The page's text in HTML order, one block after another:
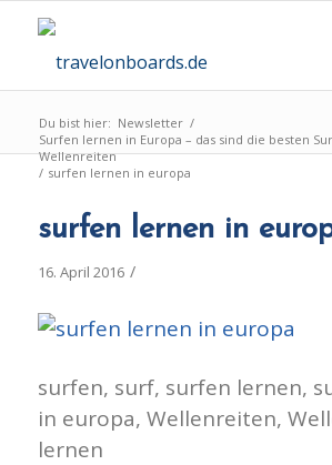
Du bist hier: Newsletter /
Surfen lernen in Europa – das sind die besten
Wellenreiten
/ surfen lernen in europa
surfen lernen in
16. April 2016 /
surfen, surf, surfen lernen,
in europa, Wellenreiten,
lernen